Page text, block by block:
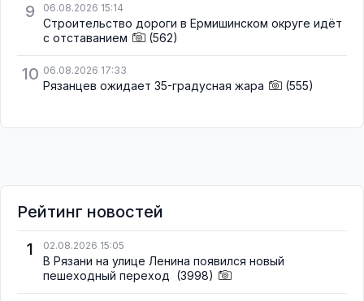
9 06.08.2026 15:14
Строительство дороги в Ермишинском округе идёт
с отставанием
(562)
10 06.08.2026 17:33
Рязанцев ожидает 35-градусная жара (555)
Рейтинг новостей
1
02.08.2026 15:05
В Рязани на улице Ленина появился новый
пешеходный переход (3998)